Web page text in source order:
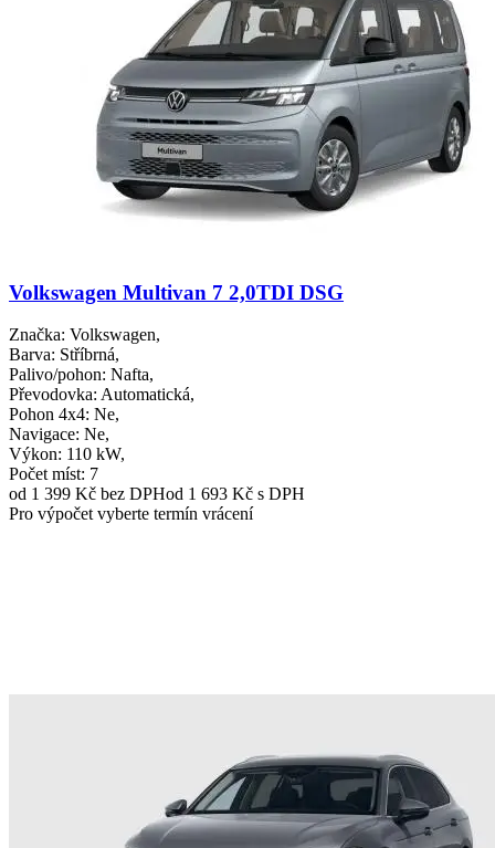
Volkswagen Multivan 7 2,0TDI DSG
Značka: Volkswagen,
Barva: Stříbrná,
Palivo/pohon: Nafta,
Převodovka: Automatická,
Pohon 4x4: Ne,
Navigace: Ne,
Výkon: 110 kW,
Počet míst: 7
od 1 399 Kč bez DPHod 1 693 Kč s DPH
Pro výpočet vyberte termín vrácení